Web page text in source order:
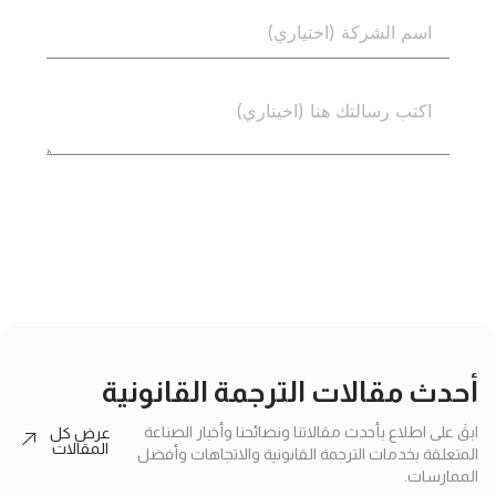
أحدث مقالات الترجمة القانونية
ابقَ على اطلاع بأحدث مقالاتنا ونصائحنا وأخبار الصناعة
المتعلقة بخدمات الترجمة القانونية والاتجاهات وأفضل
الممارسات.
عرض كل
المقالات